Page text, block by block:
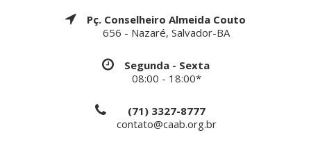
Pç. Conselheiro Almeida Couto
656 - Nazaré, Salvador-BA
Segunda - Sexta
08:00 - 18:00*
(71) 3327-8777
contato@caab.org.br